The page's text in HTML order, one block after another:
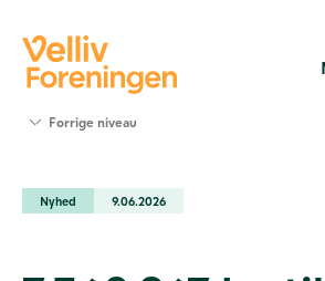
Værktøjer
Forrige niveau
Nyhed 9.06.2026